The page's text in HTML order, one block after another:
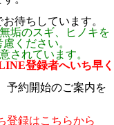
待ちしています。
垢のスギ、ヒノキを
ください。
されています。
登録者へいち早く
予約開始のご案内を